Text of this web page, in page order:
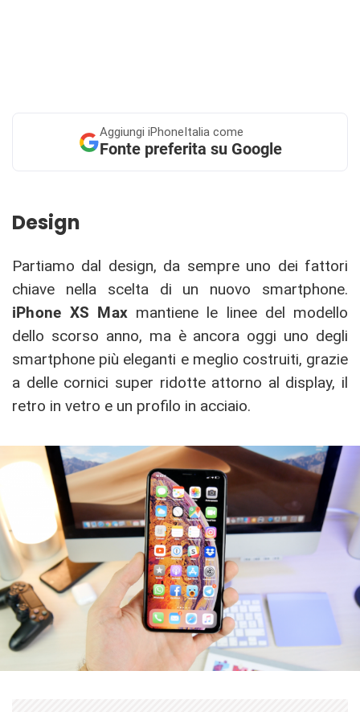
Aggiungi iPhoneItalia come
Fonte preferita su Google
Design
Partiamo dal design, da sempre uno dei fattori
chiave nella scelta di un nuovo smartphone.
iPhone XS Max mantiene le linee del modello
dello scorso anno, ma è ancora oggi uno degli
smartphone più eleganti e meglio costruiti, grazie
a delle cornici super ridotte attorno al display, il
retro in vetro e un profilo in acciaio.